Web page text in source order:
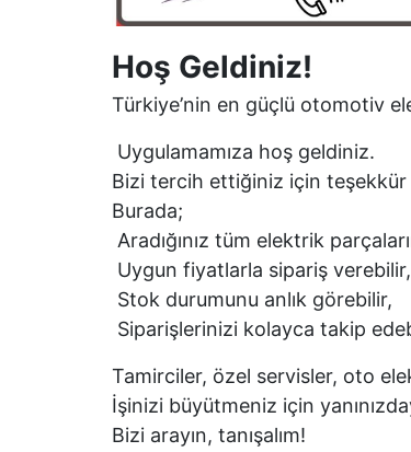
Hoş Geldiniz!
Türkiye’nin en güçlü otomotiv
Uygulamamıza hoş geldiniz.
Bizi tercih ettiğiniz için teşekkür
Burada;
Aradığınız tüm elektrik
Uygun fiyatlarla sipariş verebilir,
Stok durumunu anlık görebilir,
Siparişlerinizi kolayca takip
Tamirciler, özel servisler, oto
İşinizi büyütmeniz için
Bizi arayın, tanışalım!